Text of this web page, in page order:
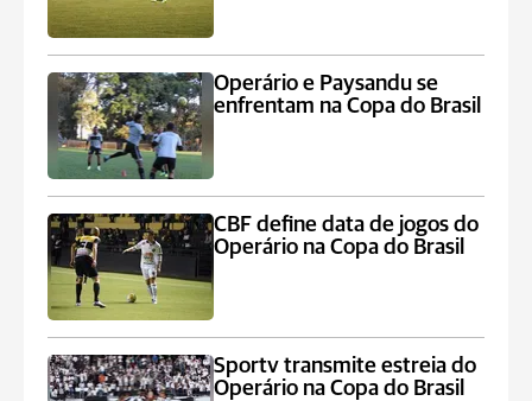
Operário e Paysandu se
enfrentam na Copa do Brasil
CBF define data de jogos do
Operário na Copa do Brasil
Sportv transmite estreia do
Operário na Copa do Brasil